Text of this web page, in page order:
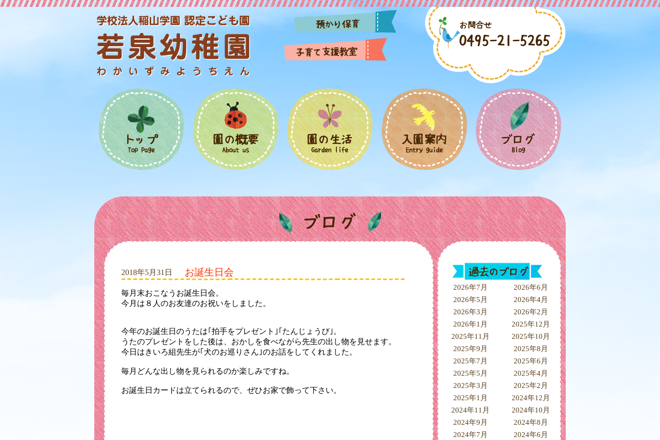
2018年5月31日 お誕生日会
毎月末おこなうお誕生日会。
今月は８人のお友達のお祝いをしました。
今年のお誕生日のうたは｢拍手をプレゼント｣｢たんじょうび｣。
うたのプレゼントをした後は、おかしを食べながら先生の出し物を見せます。
今日はきいろ組先生が｢犬のお巡りさん｣のお話をしてくれました。
毎月どんな出し物を見られるのか楽しみですね。
お誕生日カードは立てられるので、ぜひお家で飾って下さい。
2026年7月
2026年6月
2026年5月
2026年4月
2026年3月
2026年2月
2026年1月
2025年12月
2025年11月
2025年10月
2025年9月
2025年8月
2025年7月
2025年6月
2025年5月
2025年4月
2025年3月
2025年2月
2025年1月
2024年12月
2024年11月
2024年10月
2024年9月
2024年8月
2024年7月
2024年6月